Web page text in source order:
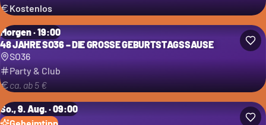
Kostenlos
Morgen · 19:00
48 JAHRE SO36 – DIE GROSSE GEBURTSTAGSSAUSE
SO36
Party & Club
ca. ab 5 €
So., 9. Aug. · 09:00